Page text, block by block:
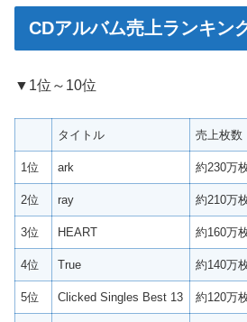
CDアルバム売上ランキン
▼1位～10位
タイトル 売上枚数
1位 ark 約230万
2位 ray 約210万
3位 HEART 約160万
4位 True 約140万
5位 Clicked Singles Best 13 約120万